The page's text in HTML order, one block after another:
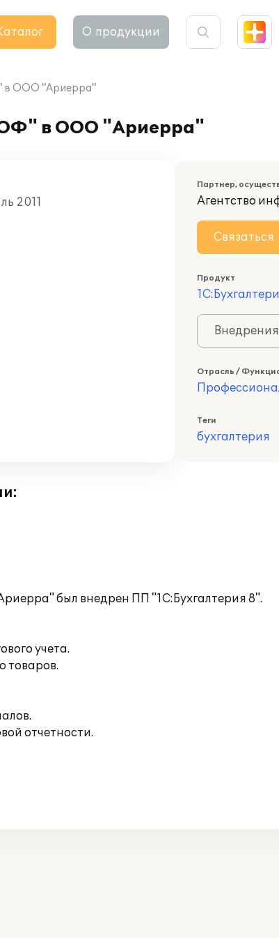
О продукции
в ООО "Ариерра"
в ООО "Ариерра"
2011
Партнер,
Агентство
Связаться
Продукт
Отрасль /
Теги
бухгалтерия
был внедрен ПП "1С:Бухгалтерия 8".
учета.
товаров.
отчетности.